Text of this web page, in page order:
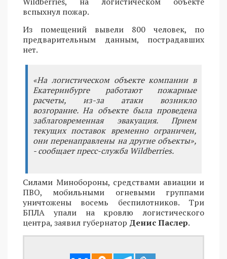
вспыхнул пожар.
Из помещений вывели 800 человек, по
предварительным данным, пострадавших
нет.
«На логистическом объекте компании в
Екатеринбурге работают пожарные
расчеты, из-за атаки возникло
возгорание. На объекте была проведена
заблаговременная эвакуация. Прием
текущих поставок временно ограничен,
они перенаправлены на другие объекты»,
- сообщает пресс-служба Wildberries.
Силами Минобороны, средствами авиации и
ПВО, мобильными огневыми группами
уничтожены восемь беспилотников. Три
БПЛА упали на кровлю логистического
центра, заявил губернатор Денис Паслер.